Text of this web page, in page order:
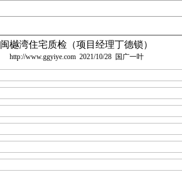
闽樾湾住宅质检（项目经理丁德锁）
http://www.ggyiye.com 2021/10/28 国广一叶